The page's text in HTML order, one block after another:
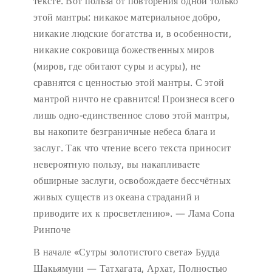
этой мантры: никакое материальное добро,
никакие людские богатства и, в особенности,
никакие сокровища божественных миров
(миров, где обитают суры и асуры), не
сравнятся с ценностью этой мантры. С этой
мантрой ничто не сравнится! Произнеся всего
лишь одно-единственное слово этой мантры,
вы накопите безграничные небеса блага и
заслуг. Так что чтение всего текста приносит
невероятную пользу, вы накапливаете
обширные заслуги, освобождаете бессчётных
живых существ из океана страданий и
приводите их к просветлению». — Лама Сопа
Ринпоче
В начале «Сутры золотистого света» Будда
Шакьямуни — Татхагата, Архат, Полностью